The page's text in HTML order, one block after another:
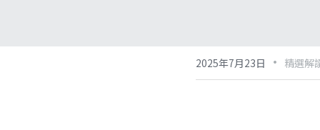
2025年7月23日 · 精選解